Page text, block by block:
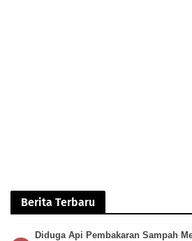
Berita Terbaru
Diduga Api Pembakaran Sampah